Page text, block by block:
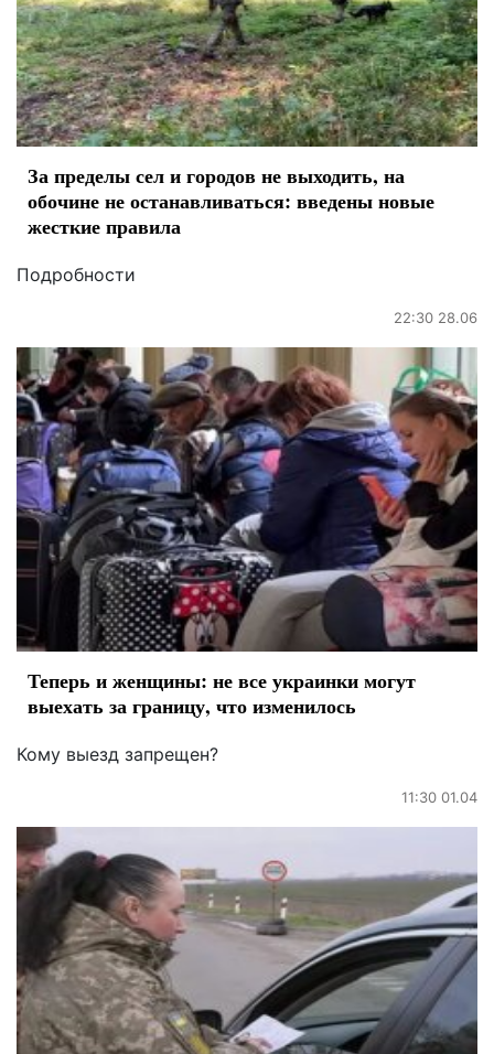
За пределы сел и городов не выходить, на
обочине не останавливаться: введены новые
жесткие правила
Подробности
22:30 28.06
Теперь и женщины: не все украинки могут
выехать за границу, что изменилось
Кому выезд запрещен?
11:30 01.04